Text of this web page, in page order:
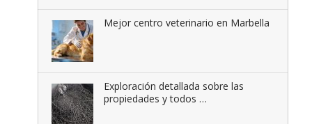
Mejor centro veterinario en Marbella
Exploración detallada sobre las
propiedades y todos …